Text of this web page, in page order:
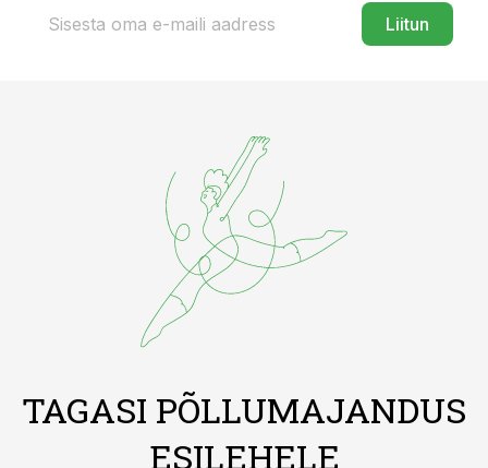
Liitun
TAGASI PÕLLUMAJANDUS
ESILEHELE